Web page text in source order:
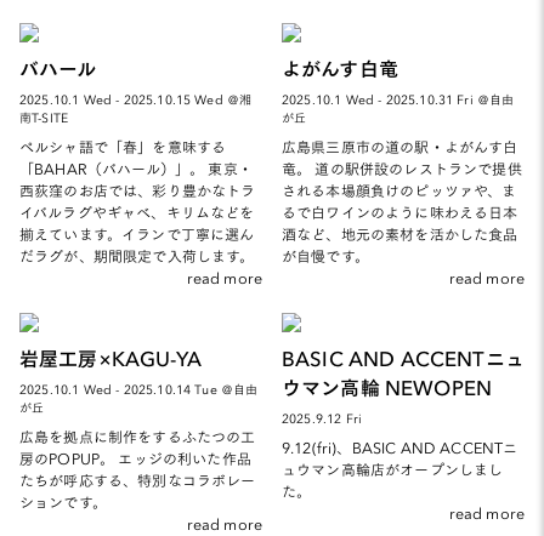
バハール
2025.10.1 Wed - 2025.10.15 Wed ＠湘
南T-SITE
ペルシャ語で「春」を意味する
「BAHAR（バハール）」。 東京・
西荻窪のお店では、彩り豊かなトラ
イバルラグやギャベ、キリムなどを
揃えています。イランで丁寧に選ん
だラグが、期間限定で入荷します。
read more
よがんす白竜
2025.10.1 Wed - 2025.10.31 Fri ＠自由
が丘
広島県三原市の道の駅・よがんす白
竜。 道の駅併設のレストランで提供
される本場顔負けのピッツァや、ま
るで白ワインのように味わえる日本
酒など、地元の素材を活かした食品
が自慢です。
read more
岩屋工房×KAGU-YA
2025.10.1 Wed - 2025.10.14 Tue ＠自由
が丘
広島を拠点に制作をするふたつの工
房のPOPUP。 エッジの利いた作品
たちが呼応する、特別なコラボレー
ションです。
read more
BASIC AND ACCENTニュ
ウマン高輪 NEWOPEN
2025.9.12 Fri
9.12(fri)、BASIC AND ACCENTニ
ュウマン高輪店がオープンしまし
た。
read more